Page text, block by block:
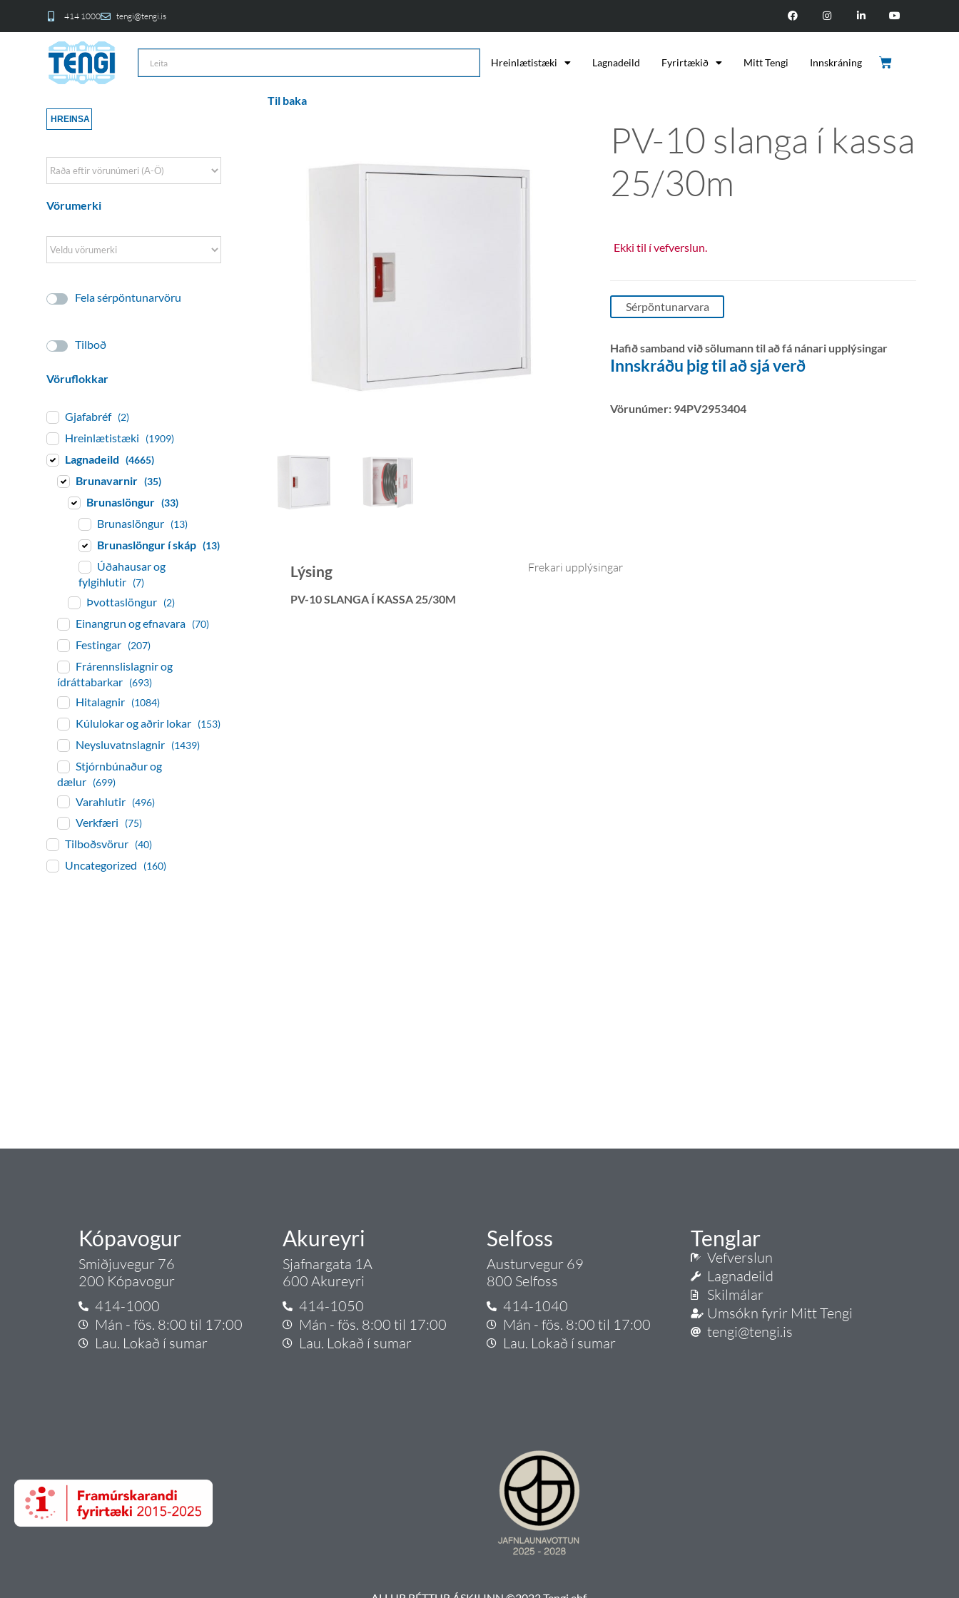
414 1000 tengi@tengi.is
Hreinlætistæki Lagnadeild Fyrirtækið Mitt Tengi Innskráning
Til baka
PV-10 slanga í kassa
25/30m
Ekki til í vefverslun.
Sérpöntunarvara
Hafið samband við sölumann til að fá nánari upplýsingar
Innskráðu þig til að sjá verð
Vörunúmer: 94PV2953404
Lýsing
PV-10 SLANGA Í KASSA 25/30M
Frekari upplýsingar
HREINSA
Sort Products
Vörumerki
Fela sérpöntunarvöru
Tilboð
Vöruflokkar
Gjafabréf (2)
Hreinlætistæki (1909)
Lagnadeild (4665)
Brunavarnir (35)
Brunaslöngur (33)
Brunaslöngur (13)
Brunaslöngur í skáp (13)
Úðahausar og
fylgihlutir (7)
Þvottaslöngur (2)
Einangrun og efnavara (70)
Festingar (207)
Frárennslislagnir og
ídráttabarkar (693)
Hitalagnir (1084)
Kúlulokar og aðrir lokar (153)
Neysluvatnslagnir (1439)
Stjórnbúnaður og
dælur (699)
Varahlutir (496)
Verkfæri (75)
Tilboðsvörur (40)
Uncategorized (160)
Kópavogur
Smiðjuvegur 76
200 Kópavogur
414-1000
Mán - fös. 8:00 til 17:00
Lau. Lokað í sumar
Akureyri
Sjafnargata 1A
600 Akureyri
414-1050
Mán - fös. 8:00 til 17:00
Lau. Lokað í sumar
Selfoss
Austurvegur 69
800 Selfoss
414-1040
Mán - fös. 8:00 til 17:00
Lau. Lokað í sumar
Tenglar
Vefverslun
Lagnadeild
Skilmálar
Umsókn fyrir Mitt Tengi
tengi@tengi.is